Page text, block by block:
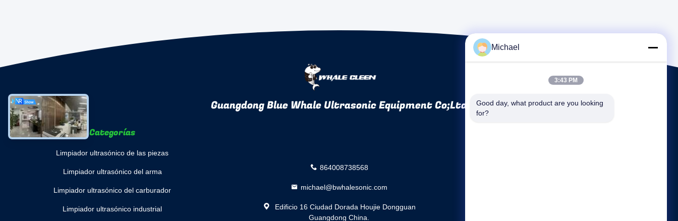
Guangdong Blue Whale Ultrasonic Equipment Co;Ltd
Categorías
Limpiador ultrasónico de las piezas
Limpiador ultrasónico del arma
Limpiador ultrasónico del carburador
Limpiador ultrasónico industrial
864008738568
michael@bwhalesonic.com
Edificio 16 Ciudad Dorada Houjie Dongguan
Guangdong China.
Michael
3:43 PM
Good day, what product are you looking
for?